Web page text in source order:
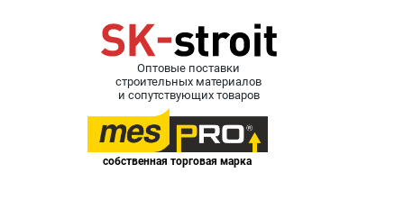
Оптовые поставки
строительных материалов
и сопутствующих товаров
собственная торговая марка